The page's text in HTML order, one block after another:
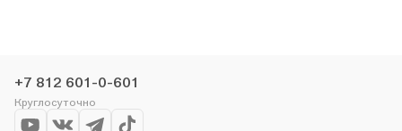
+7 812 601-0-601
Круглосуточно